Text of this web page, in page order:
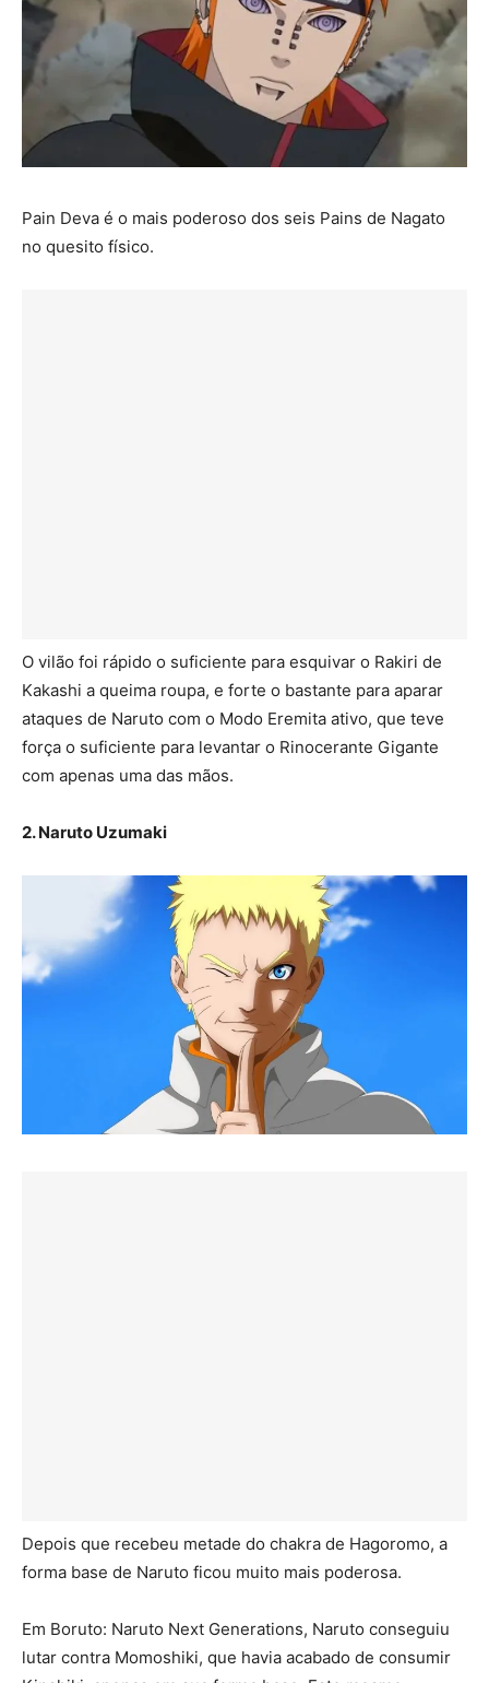
Pain Deva é o mais poderoso dos seis Pains de Nagato
no quesito físico.
O vilão foi rápido o suficiente para esquivar o Rakiri de
Kakashi a queima roupa, e forte o bastante para aparar
ataques de Naruto com o Modo Eremita ativo, que teve
força o suficiente para levantar o Rinocerante Gigante
com apenas uma das mãos.
2. Naruto Uzumaki
Depois que recebeu metade do chakra de Hagoromo, a
forma base de Naruto ficou muito mais poderosa.
Em Boruto: Naruto Next Generations, Naruto conseguiu
lutar contra Momoshiki, que havia acabado de consumir